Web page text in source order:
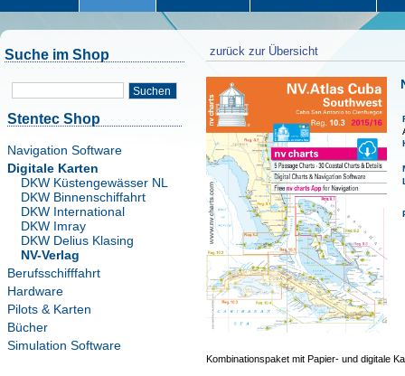
Suche im Shop
Suchen
Stentec Shop
Navigation Software
Digitale Karten
DKW Küstengewässer NL
DKW Binnenschiffahrt
DKW International
DKW Imray
DKW Delius Klasing
NV-Verlag
Berufsschifffahrt
Hardware
Pilots & Karten
Bücher
Simulation Software
zurück zur Übersicht
Kombinationspaket mit Papier- und digitale